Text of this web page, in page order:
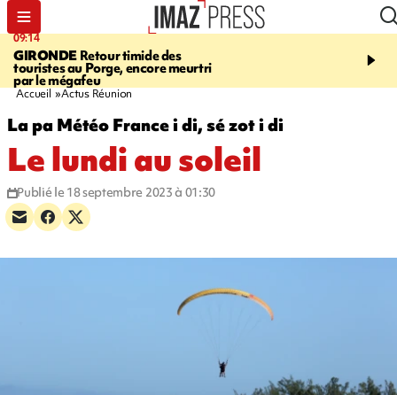
09:14
GIRONDE Retour timide des
touristes au Porge, encore meurtri
par le mégafeu
13:09
Des
font cinq morts en
Accueil Actus Réunion
La pa Météo France i di, sé zot i di
Le lundi au soleil
Publié le 18 septembre 2023 à 01:30